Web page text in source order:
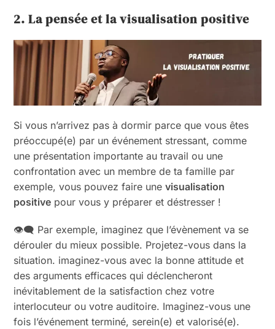
2. La pensée et la visualisation positive
Si vous n’arrivez pas à dormir parce que vous êtes
préoccupé(e) par un événement stressant, comme
une présentation importante au travail ou une
confrontation avec un membre de ta famille par
exemple, vous pouvez faire unevisualisation
positive pour vous y préparer et déstresser !
👁️‍🗨️ Par exemple, imaginez que l’évènement va se
dérouler du mieux possible. Projetez-vous dans la
situation. imaginez-vous avec la bonne attitude et
des arguments efficaces qui déclencheront
inévitablement de la satisfaction chez votre
interlocuteur ou votre auditoire. Imaginez-vous une
fois l’événement terminé, serein(e) et valorisé(e).